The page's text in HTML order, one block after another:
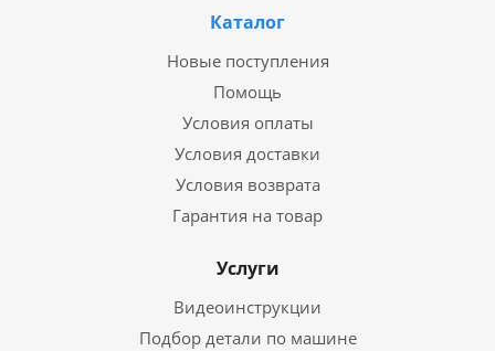
Каталог
Новые поступления
Помощь
Условия оплаты
Условия доставки
Условия возврата
Гарантия на товар
Услуги
Видеоинструкции
Подбор детали по машине